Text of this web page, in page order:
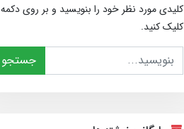
کلیدی مورد نظر خود را بنویسید و بر روی دکمه
کلیک کنید.
جستجو